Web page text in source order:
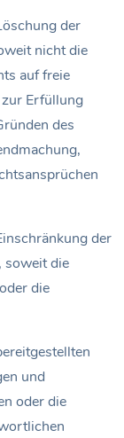
der
nicht die
auf freie
Erfüllung
des
der
soweit die
die
und
oder die